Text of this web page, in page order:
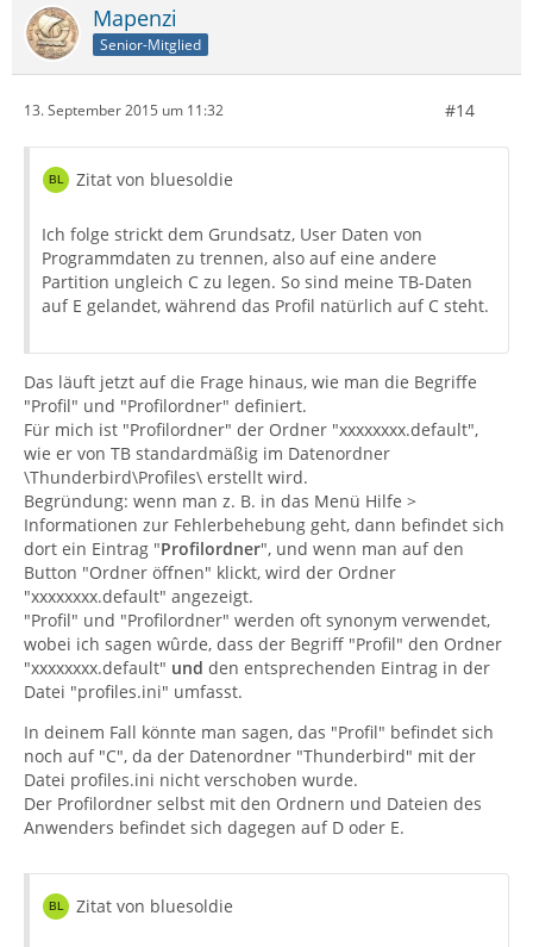
Mapenzi
Senior-Mitglied
13. September 2015 um 11:32 #14
Zitat von bluesoldie
Ich folge strickt dem Grundsatz, User Daten von
Programmdaten zu trennen, also auf eine andere
Partition ungleich C zu legen. So sind meine TB-Daten
auf E gelandet, während das Profil natürlich auf C steht.
Das läuft jetzt auf die Frage hinaus, wie man die Begriffe
"Profil" und "Profilordner" definiert.
Für mich ist "Profilordner" der Ordner "xxxxxxxx.default",
wie er von TB standardmäßig im Datenordner
\Thunderbird\Profiles\ erstellt wird.
Begründung: wenn man z. B. in das Menü Hilfe >
Informationen zur Fehlerbehebung geht, dann befindet sich
dort ein Eintrag "Profilordner", und wenn man auf den
Button "Ordner öffnen" klickt, wird der Ordner
"xxxxxxxx.default" angezeigt.
"Profil" und "Profilordner" werden oft synonym verwendet,
wobei ich sagen wûrde, dass der Begriff "Profil" den Ordner
"xxxxxxxx.default" und den entsprechenden Eintrag in der
Datei "profiles.ini" umfasst.
In deinem Fall könnte man sagen, das "Profil" befindet sich
noch auf "C", da der Datenordner "Thunderbird" mit der
Datei profiles.ini nicht verschoben wurde.
Der Profilordner selbst mit den Ordnern und Dateien des
Anwenders befindet sich dagegen auf D oder E.
Zitat von bluesoldie